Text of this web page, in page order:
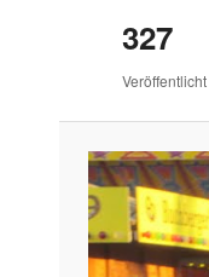
327
Veröffentlicht